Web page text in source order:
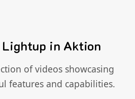
Lightup in Aktion
of videos showcasing
features and capabilities.